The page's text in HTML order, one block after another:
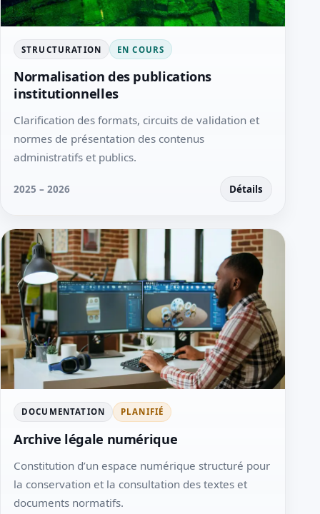
STRUCTURATION EN COURS
Normalisation des publications
institutionnelles
Clarification des formats, circuits de validation et
normes de présentation des contenus
administratifs et publics.
2025 – 2026 Détails
DOCUMENTATION PLANIFIÉ
Archive légale numérique
Constitution d’un espace numérique structuré pour
la conservation et la consultation des textes et
documents normatifs.